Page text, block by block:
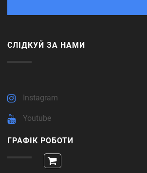
СЛІДКУЙ ЗА НАМИ
Instagram
Youtube
ГРАФІК РОБОТИ